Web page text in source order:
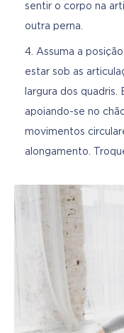
sentir o corpo na
outra perna.
Assuma a
estar sob as
largura dos quadris.
apoiando-se no
movimentos
alongamento.